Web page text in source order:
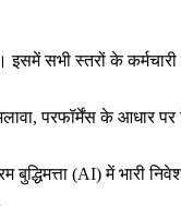
सभी स्तरों के
परफॉर्मेंस के आधार
(AI) में भारी